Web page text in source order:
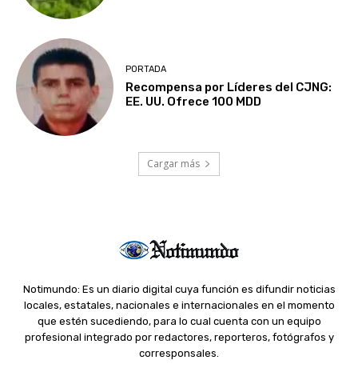
PORTADA
Recompensa por Líderes del CJNG:
EE. UU. Ofrece 100 MDD
Cargar más
Notimundo: Es un diario digital cuya función es difundir noticias
locales, estatales, nacionales e internacionales en el momento
que estén sucediendo, para lo cual cuenta con un equipo
profesional integrado por redactores, reporteros, fotógrafos y
corresponsales.